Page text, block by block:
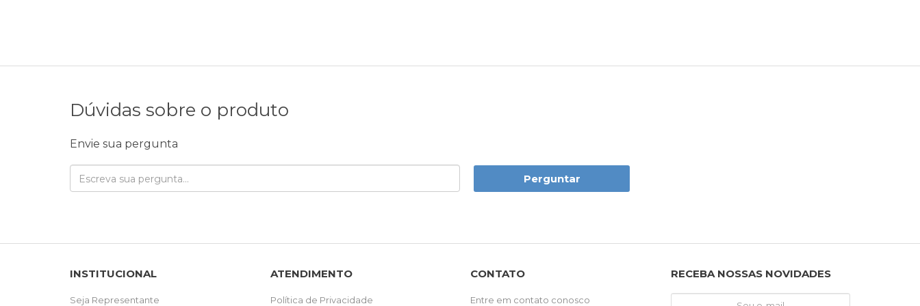
Dúvidas sobre o produto
Envie sua pergunta
Perguntar
INSTITUCIONAL
Seja Representante
ATENDIMENTO
Política de Privacidade
CONTATO
Entre em contato conosco
RECEBA NOSSAS NOVIDADES